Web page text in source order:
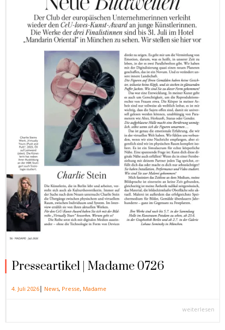
Presseartikel | Madame 0726
4. Juli 2026| News, Presse, Madame
weiterlesen